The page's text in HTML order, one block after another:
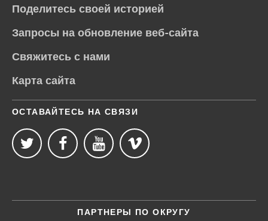
Поделитесь своей историей
Запросы на обновление веб-сайта
Свяжитесь с нами
Карта сайта
ОСТАВАЙТЕСЬ НА СВЯЗИ
ПАРТНЕРЫ ПО ОКРУГУ